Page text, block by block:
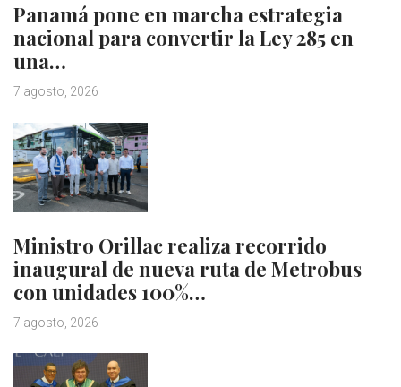
Panamá pone en marcha estrategia
nacional para convertir la Ley 285 en
una…
7 agosto, 2026
Ministro Orillac realiza recorrido
inaugural de nueva ruta de Metrobus
con unidades 100%…
7 agosto, 2026